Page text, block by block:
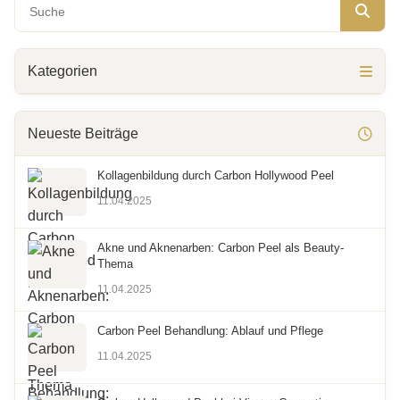
Kategorien
Neueste Beiträge
Kollagenbildung durch Carbon Hollywood Peel
11.04.2025
Akne und Aknenarben: Carbon Peel als Beauty-
Thema
11.04.2025
Carbon Peel Behandlung: Ablauf und Pflege
11.04.2025